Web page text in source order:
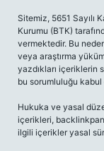
Sitemiz, 5651 Sayılı
Kurumu (BTK)
vermektedir. Bu
veya araştırma
yazdıkları içeriklerin
bu sorumluluğu kabul
Hukuka ve yasal
içerikleri,
ilgili içerikler yasal